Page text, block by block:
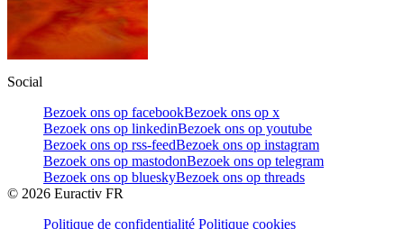
Social
Bezoek ons op facebookBezoek ons op x
Bezoek ons op linkedinBezoek ons op youtube
Bezoek ons op rss-feedBezoek ons op instagram
Bezoek ons op mastodonBezoek ons op telegram
Bezoek ons op blueskyBezoek ons op threads
© 2026 Euractiv FR
Politique de confidentialité Politique cookies